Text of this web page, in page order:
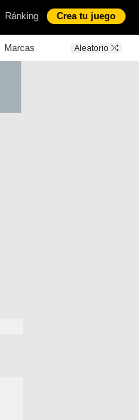
Ránking Crea tu juego
Marcas